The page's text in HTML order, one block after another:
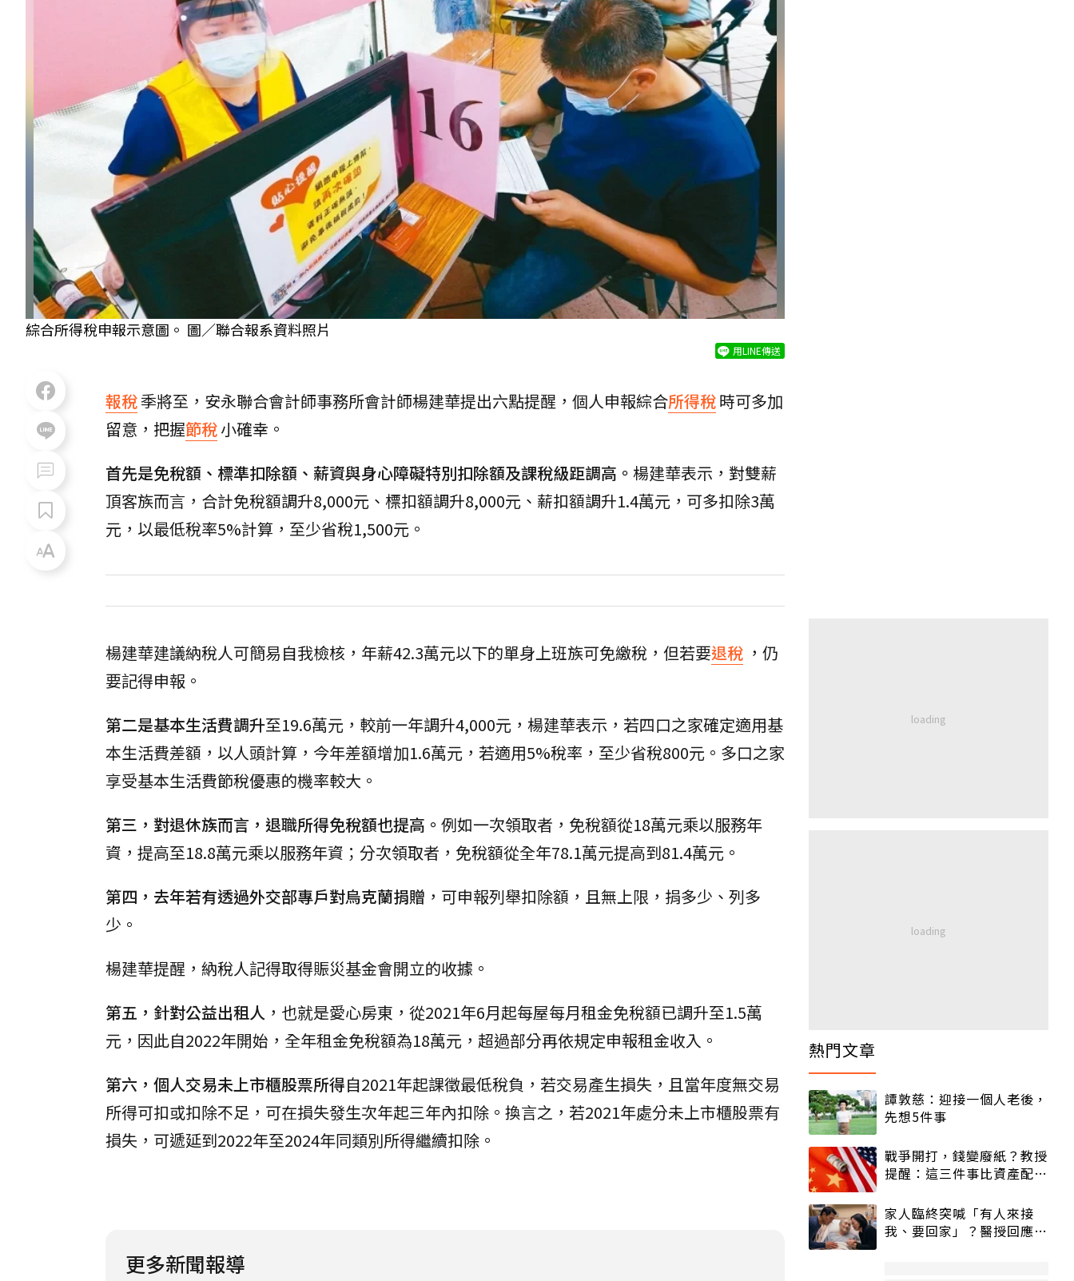
綜合所得稅申報示意圖。 圖／聯合報系資料照片
用LINE傳送
報稅季將至，安永聯合會計師事務所會計師楊建華提出六點提醒，個人申報綜合所得稅時可多加
留意，把握節稅小確幸。
首先是免稅額、標準扣除額、薪資與身心障礙特別扣除額及課稅級距調高。 楊建華表示，對雙薪
頂客族而言，合計免稅額調升8,000元、標扣額調升8,000元、薪扣額調升1.4萬元，可多扣除3萬
元，以最低稅率5%計算，至少省稅1,500元。
楊建華建議納稅人可簡易自我檢核，年薪42.3萬元以下的單身上班族可免繳稅，但若要退稅 ，仍
要記得申報。
第二是基本生活費調升至19.6萬元，較前一年調升4,000元，楊建華表示，若四口之家確定適用基
本生活費差額，以人頭計算，今年差額增加1.6萬元，若適用5%稅率，至少省稅800元。多口之家
享受基本生活費節稅優惠的機率較大。
第三，對退休族而言，退職所得免稅額也提高。 例如一次領取者，免稅額從18萬元乘以服務年
資，提高至18.8萬元乘以服務年資；分次領取者，免稅額從全年78.1萬元提高到81.4萬元。
第四，去年若有透過外交部專戶對烏克蘭捐贈 ，可申報列舉扣除額，且無上限，捐多少、列多
少。
楊建華提醒，納稅人記得取得賑災基金會開立的收據。
第五，針對公益出租人 ，也就是愛心房東，從2021年6月起每屋每月租金免稅額已調升至1.5萬
元，因此自2022年開始，全年租金免稅額為18萬元，超過部分再依規定申報租金收入。
第六，個人交易未上市櫃股票所得自2021年起課徵最低稅負，若交易產生損失，且當年度無交易
所得可扣或扣除不足，可在損失發生次年起三年內扣除。換言之，若2021年處分未上市櫃股票有
損失，可遞延到2022年至2024年同類別所得繼續扣除。
更多新聞報導
熱門文章
譚敦慈：迎接一個人老後，
先想5件事
戰爭開打，錢變廢紙？教授
提醒：這三件事比資產配置
家人臨終突喊「有人來接
我、要回家」？醫授回應方